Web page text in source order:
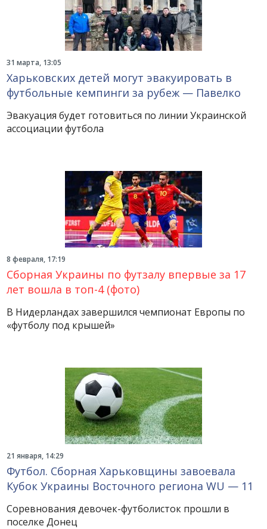
31 марта, 13:05
Харьковских детей могут эвакуировать в
футбольные кемпинги за рубеж — Павелко
Эвакуация будет готовиться по линии Украинской
ассоциации футбола
8 февраля, 17:19
Сборная Украины по футзалу впервые за 17
лет вошла в топ-4 (фото)
В Нидерландах завершился чемпионат Европы по
«футболу под крышей»
21 января, 14:29
Футбол. Сборная Харьковщины завоевала
Кубок Украины Восточного региона WU — 11
Соревнования девочек-футболисток прошли в
поселке Донец